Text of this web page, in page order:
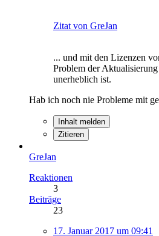
Zitat von GreJan
... und mit den Lizenzen
Problem der
unerheblich ist.
Hab ich noch nie Probleme mit
Inhalt melden
Zitieren
GreJan
Reaktionen
3
Beiträge
23
17. Januar 2017 um 09:41